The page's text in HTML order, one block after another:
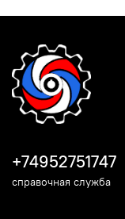
+74952751747
справочная служба